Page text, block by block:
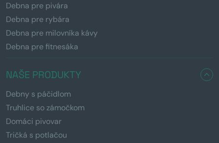
Debna pre pivára
Debna pre rybára
Debna pre milovníka kávy
Debna pre fitnesáka
NAŠE PRODUKTY
Debny s páčidlom
Truhlice so zámočkom
Domáci pivovar
Tričká s potlačou